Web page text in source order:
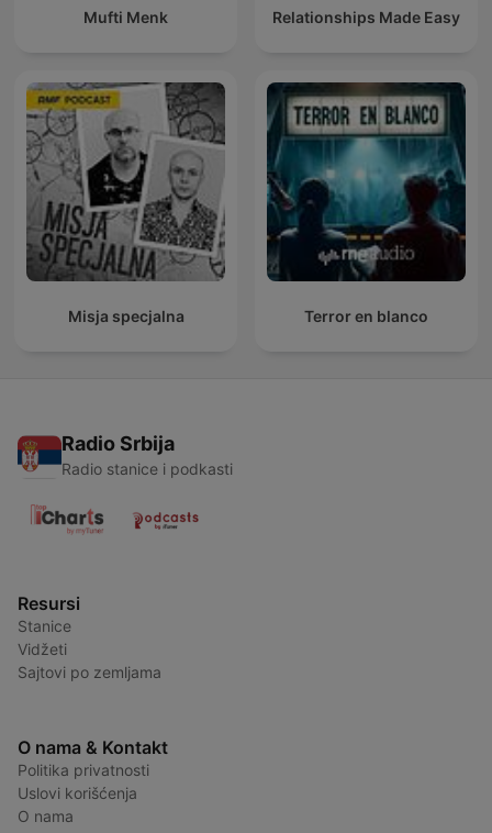
Mufti Menk Relationships Made Easy
Misja specjalna Terror en blanco
Radio Srbija
Radio stanice i podkasti
Resursi
Stanice
Vidžeti
Sajtovi po zemljama
O nama & Kontakt
Politika privatnosti
Uslovi korišćenja
O nama